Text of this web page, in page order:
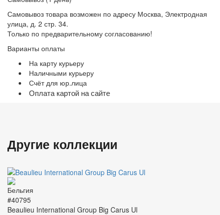
Самовывоз товара возможен по адресу Москва, Электродная
улица, д. 2 стр. 34.
Только по предварительному согласованию!
Варианты оплаты
На карту курьеру
Наличными курьеру
Счёт для юр.лица
Оплата картой на сайте
Другие коллекции
#40795
Beaulieu International Group Big Carus Ul